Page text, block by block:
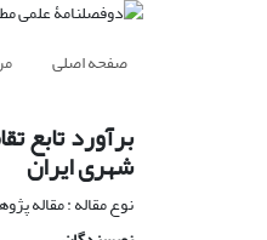
صفحه اصلی
برآورد تابع
شهری ایران
نوع مقاله : مقاله